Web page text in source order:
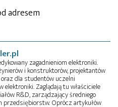
adresem
zagadnieniom elektroniki.
i konstruktorów, projektantów
dla studentów uczelni
elektroniki. Zaglądają tu właściciele
R&D, zarządzający średniego
przedsiębiorstw. Oprócz artykułów